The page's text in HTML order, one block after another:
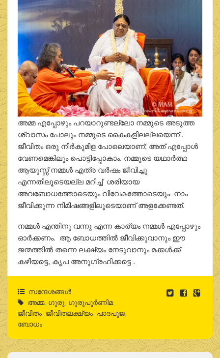
അമ്മ എപ്പോഴും പറയാറുണ്ടല്ലോ നമ്മുടെ അടുത്ത
ശ്വാസം പോലും നമ്മുടെ കൈകളിലല്ലയെന്ന് .
ജീവിതം ഒരു നീർകുമിള പോലെയാണ്; അത് എപ്പോൾ
വേണമെങ്കിലും പൊട്ടിപ്പോകാം. നമ്മുടെ യഥാർത്ഥ
ആയുസ്സ് നമ്മൾ എത്ര വർഷം ജീവിച്ചു
എന്നതിലൂടെയല്ല മറിച്ച് ശരിയായ
അവബോധത്തോടെയും വിവേകത്തോടെയും നാം
ജീവിക്കുന്ന നിമിഷങ്ങളിലൂടെയാണ് അളക്കേണ്ടത്.
നമ്മൾ എന്തിനു വന്നു എന്ന കാര്യം നമ്മൾ എപ്പോഴും
ഓർക്കണം. ആ ബോധത്തിൽ ജീവിക്കുവാനും ഈ
ജന്മത്തിൽ തന്നെ ലക്ഷ്യം നേടുവാനും മക്കൾക്ക്
കഴിയട്ടെ, കൃപ അനുഗ്രഹിക്കട്ടെ .
സന്ദേശങ്ങൾ
അമ്മ, ഗുരു, ഗുരുപൂർണിമ,
ജീവിതം, ജീവിതലക്ഷ്യം, പാദപൂജ,
ബോധം